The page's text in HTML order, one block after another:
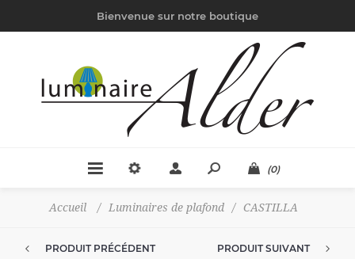
Bienvenue sur notre boutique
(0)
Accueil / Luminaires de plafond / CASTILLA
PRODUIT PRÉCÉDENT PRODUIT SUIVANT